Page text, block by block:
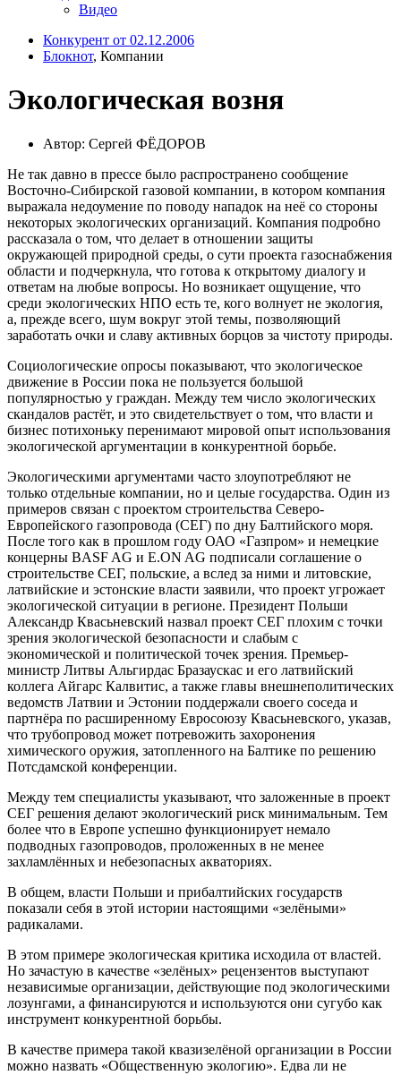
Видео
Конкурент от 02.12.2006
Блокнот, Компании
Экологическая возня
Автор: Сергей ФЁДОРОВ
Не так давно в прессе было распространено сообщение
Восточно-Сибирской газовой компании, в котором компания
выражала недоумение по поводу нападок на неё со стороны
некоторых экологических организаций. Компания подробно
рассказала о том, что делает в отношении защиты
окружающей природной среды, о сути проекта газоснабжения
области и подчеркнула, что готова к открытому диалогу и
ответам на любые вопросы. Но возникает ощущение, что
среди экологических НПО есть те, кого волнует не экология,
а, прежде всего, шум вокруг этой темы, позволяющий
заработать очки и славу активных борцов за чистоту природы.
Социологические опросы показывают, что экологическое
движение в России пока не пользуется большой
популярностью у граждан. Между тем число экологических
скандалов растёт, и это свидетельствует о том, что власти и
бизнес потихоньку перенимают мировой опыт использования
экологической аргументации в конкурентной борьбе.
Экологическими аргументами часто злоупотребляют не
только отдельные компании, но и целые государства. Один из
примеров связан с проектом строительства Северо-
Европейского газопровода (СЕГ) по дну Балтийского моря.
После того как в прошлом году ОАО «Газпром» и немецкие
концерны BASF AG и E.ON AG подписали соглашение о
строительстве СЕГ, польские, а вслед за ними и литовские,
латвийские и эстонские власти заявили, что проект угрожает
экологической ситуации в регионе. Президент Польши
Александр Квасьневский назвал проект СЕГ плохим с точки
зрения экологической безопасности и слабым с
экономической и политической точек зрения. Премьер-
министр Литвы Альгирдас Бразаускас и его латвийский
коллега Айгарс Калвитис, а также главы внешнеполитических
ведомств Латвии и Эстонии поддержали своего соседа и
партнёра по расширенному Евросоюзу Квасьневского, указав,
что трубопровод может потревожить захоронения
химического оружия, затопленного на Балтике по решению
Потсдамской конференции.
Между тем специалисты указывают, что заложенные в проект
СЕГ решения делают экологический риск минимальным. Тем
более что в Европе успешно функционирует немало
подводных газопроводов, проложенных в не менее
захламлённых и небезопасных акваториях.
В общем, власти Польши и прибалтийских государств
показали себя в этой истории настоящими «зелёными»
радикалами.
В этом примере экологическая критика исходила от властей.
Но зачастую в качестве «зелёных» рецензентов выступают
независимые организации, действующие под экологическими
лозунгами, а финансируются и используются они сугубо как
инструмент конкурентной борьбы.
В качестве примера такой квазизелёной организации в России
можно назвать «Общественную экологию». Едва ли не